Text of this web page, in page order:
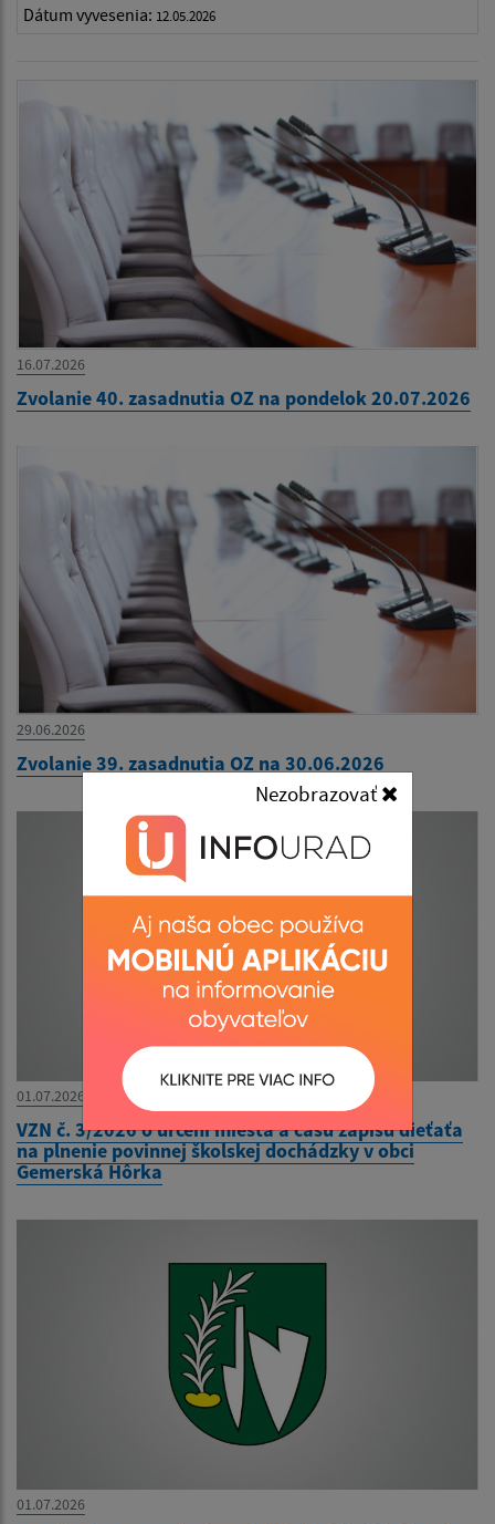
Nezobrazovať
Dátum vyvesenia: 12.05.2026
16.07.2026
Zvolanie 40. zasadnutia OZ na pondelok 20.07.2026
29.06.2026
Zvolanie 39. zasadnutia OZ na 30.06.2026
01.07.2026
VZN č. 3/2026 o určení miesta a času zápisu dieťaťa
na plnenie povinnej školskej dochádzky v obci
Gemerská Hôrka
01.07.2026